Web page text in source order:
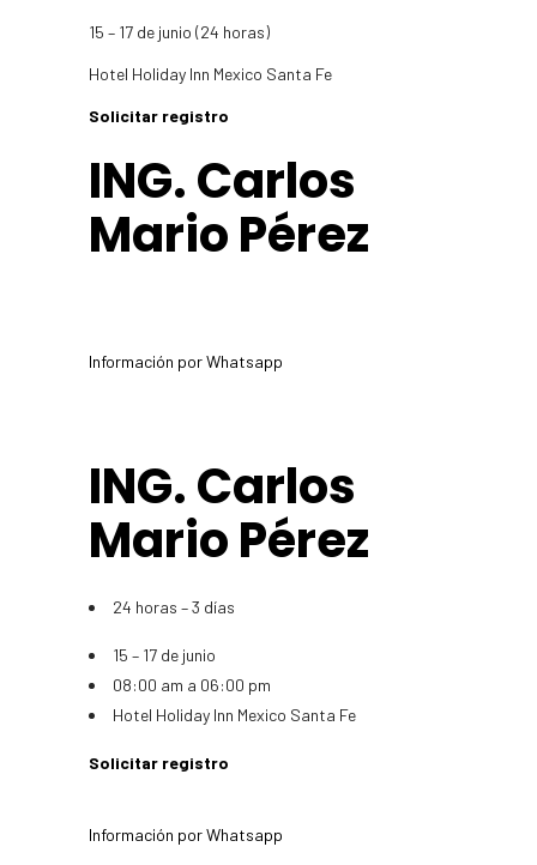
15 – 17 de junio (24 horas)
Hotel Holiday Inn Mexico Santa Fe
Solicitar registro
ING. Carlos
Mario Pérez
Información por Whatsapp
ING. Carlos
Mario Pérez
24 horas – 3 días
15 – 17 de junio
08:00 am a 06:00 pm
Hotel Holiday Inn Mexico Santa Fe
Solicitar registro
Información por Whatsapp